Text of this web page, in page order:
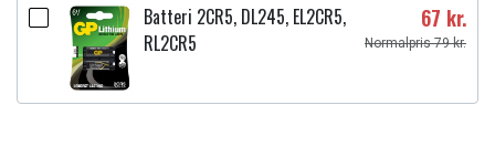
Kapacitet: 1600 mAh
Læs om betydningen af egenskaberne
Batteri 2CR5, DL245, EL2CR5,
RL2CR5
67 kr.
Normalpris 79 kr.